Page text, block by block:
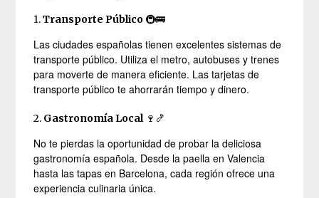
1.Transporte Público 🚇🚌
Las ciudades españolas tienen excelentes sistemas de
transporte público. Utiliza el metro, autobuses y trenes
para moverte de manera eficiente. Las tarjetas de
transporte público te ahorrarán tiempo y dinero.
2. Gastronomía Local🍷🍤
No te pierdas la oportunidad de probar la deliciosa
gastronomía española. Desde la paella en Valencia
hasta las tapas en Barcelona, cada región ofrece una
experiencia culinaria única.